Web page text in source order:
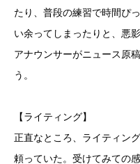
たり、普段の練習で時間ぴ
い余ってしまったりと、悪
アナウンサーがニュース原
う。
【ライティング】
正直なところ、ライティン
頼っていた。受けてみての